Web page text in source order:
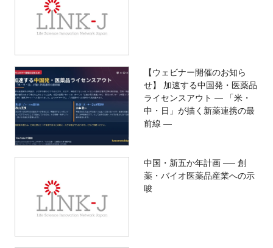
【ウェビナー開催のお知ら
せ】 加速する中国発・医薬品
ライセンスアウト ― 「米・
中・日」が描く新薬連携の最
前線 ―
中国・新五か年計画 ── 創
薬・バイオ医薬品産業への示
唆